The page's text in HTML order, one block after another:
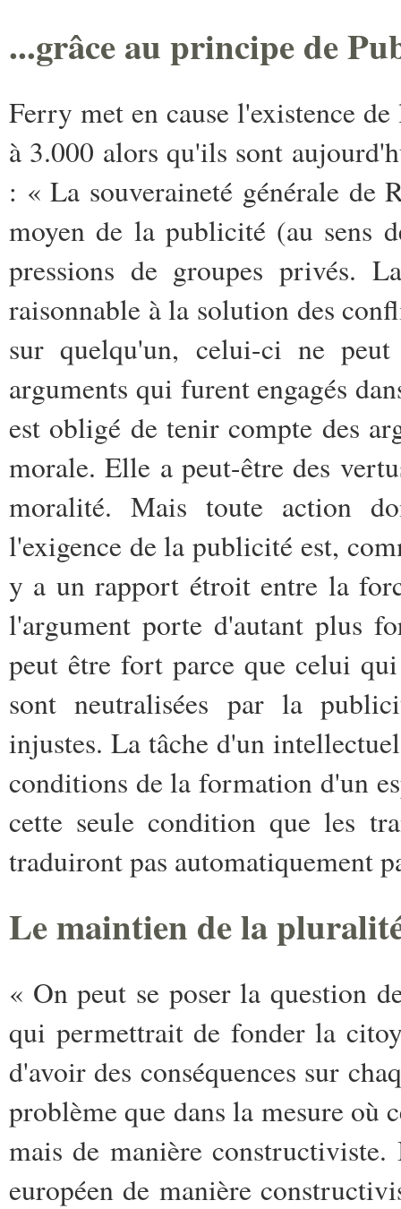
...grâce au principe de
Ferry met en cause l'existence
à 3.000 alors qu'ils sont
: « La souveraineté générale de
moyen de la publicité (au sens
pressions de groupes privés.
raisonnable à la solution des
sur quelqu'un, celui-ci ne
arguments qui furent engagés
est obligé de tenir compte des
morale. Elle a peut-être des
moralité. Mais toute action
l'exigence de la publicité est,
y a un rapport étroit entre la
l'argument porte d'autant plus
peut être fort parce que celui
sont neutralisées par la
injustes. La tâche d'un
conditions de la formation d'un
cette seule condition que les
traduiront pas automatiquement
Le maintien de la
« On peut se poser la question
qui permettrait de fonder la
d'avoir des conséquences sur
problème que dans la mesure où
mais de manière
européen de manière